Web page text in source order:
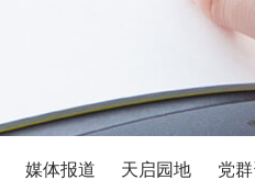
媒体报道 天启园地 党